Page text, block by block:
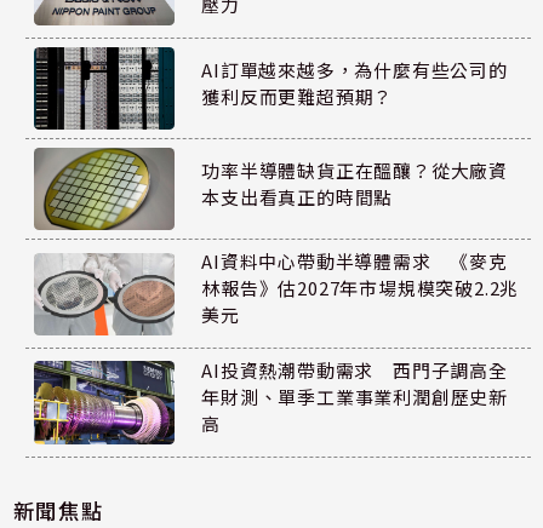
AI訂單越來越多，為什麼有些公司的
獲利反而更難超預期？
功率半導體缺貨正在醞釀？從大廠資
本支出看真正的時間點
AI資料中心帶動半導體需求 《麥克
林報告》估2027年市場規模突破2.2兆
美元
AI投資熱潮帶動需求 西門子調高全
年財測、單季工業事業利潤創歷史新
高
新聞焦點